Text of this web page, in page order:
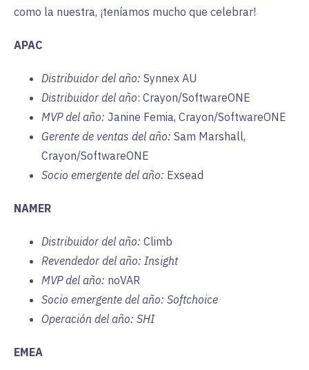
como la nuestra, ¡teníamos mucho que celebrar!
APAC
Distribuidor del año: Synnex AU
Distribuidor del año: Crayon/SoftwareONE
MVP del año: Janine Femia, Crayon/SoftwareONE
Gerente de ventas del año: Sam Marshall,
Crayon/SoftwareONE
Socio emergente del año: Exsead
NAMER
Distribuidor del año: Climb
Revendedor del año: Insight
MVP del año: noVAR
Socio emergente del año: Softchoice
Operación del año: SHI
EMEA